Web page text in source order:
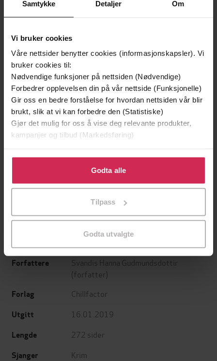
Samtykke Detaljer Om
Vi bruker cookies
Våre nettsider benytter cookies (informasjonskapsler). Vi
bruker cookies til:
Nødvendige funksjoner på nettsiden (Nødvendige)
Forbedrer opplevelsen din på vår nettside (Funksjonelle)
Gir oss en bedre forståelse for hvordan nettsiden vår blir
brukt, slik at vi kan forbedre den (Statistiske)
Gjør det mulig for oss å vise deg relevante produkter,
kampanjer og tilbud (Markedsføring)
Klikk på «Godta alle» for å gi oss ditt samtykke til å
bruke cookies for alle disse formålene. Du kan også
tilpasse ditt samtykke til spesifikke formål ved å klikke
Godta alle
Tilpass
Godta utvalgte
Macbeth
Tørst
Forfattere
Svandis Hanna Gudmundsdottir
(forfatter)
Forlag Chillfactor
Utgitt 16.01.2019
Lengde 272 sider
Sjanger Krim